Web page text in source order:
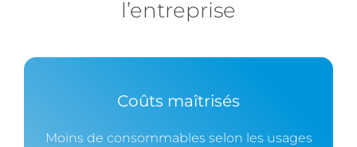
l’entreprise
Coûts maîtrisés
Moins de consommables selon les usages